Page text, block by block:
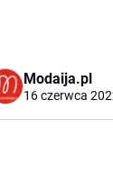
Modaija.pl
16 czerwca